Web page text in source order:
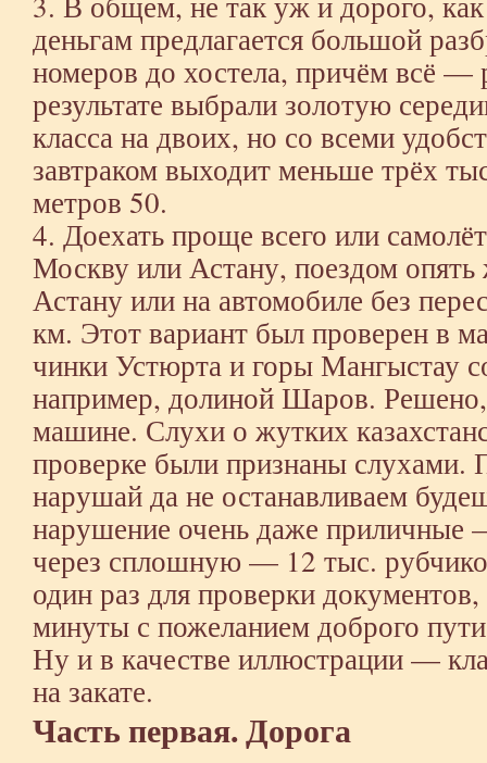
деньгам предлагается большой
номеров до хостела, причём всё
результате выбрали золотую
класса на двоих, но со всеми
завтраком выходит меньше трёх
метров 50.
4. Доехать проще всего или
Москву или Астану, поездом опять
Астану или на автомобиле без
км. Этот вариант был проверен в
чинки Устюрта и горы Мангыстау
например, долиной Шаров.
машине. Слухи о жутких
проверке были признаны
нарушай да не останавливаем
нарушение очень даже приличные
через сплошную — 12 тыс.
один раз для проверки
минуты с пожеланием доброго
Ну и в качестве иллюстрации —
на закате.
Часть первая. Дорога